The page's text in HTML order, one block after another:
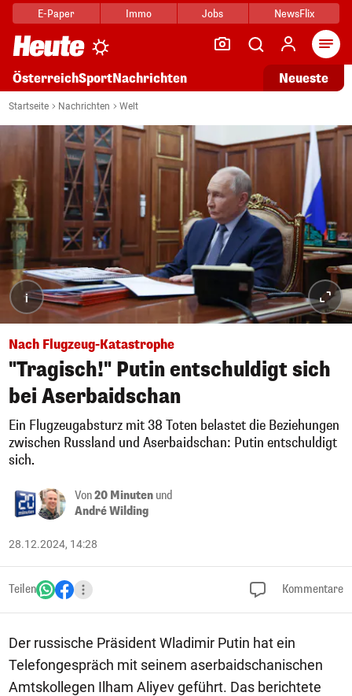
E-Paper Immo Jobs NewsFlix
ÖsterreichSportNachrichten Neueste
Startseite Nachrichten Welt
i
Nach Flugzeug-Katastrophe
"Tragisch!" Putin entschuldigt sich
bei Aserbaidschan
Ein Flugzeugabsturz mit 38 Toten belastet die Beziehungen
zwischen Russland und Aserbaidschan: Putin entschuldigt
sich.
Von20 Minuten und
André Wilding
28.12.2024, 14:28
Teilen Kommentare
Der russische Präsident Wladimir Putin hat ein
Telefongespräch mit seinem aserbaidschanischen
Amtskollegen Ilham Aliyev geführt. Das berichtete